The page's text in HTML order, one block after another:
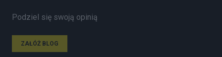
Podziel się swoją opinią
ZAŁÓŻ BLOG